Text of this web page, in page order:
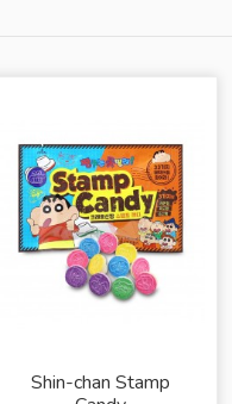
Shin-chan Stamp